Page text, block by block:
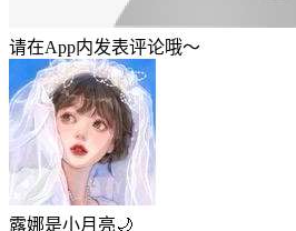
请在App内发表评论哦～
露娜是小月亮🌙